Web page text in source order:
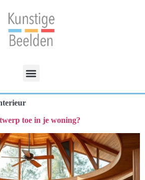
toe in je woning?